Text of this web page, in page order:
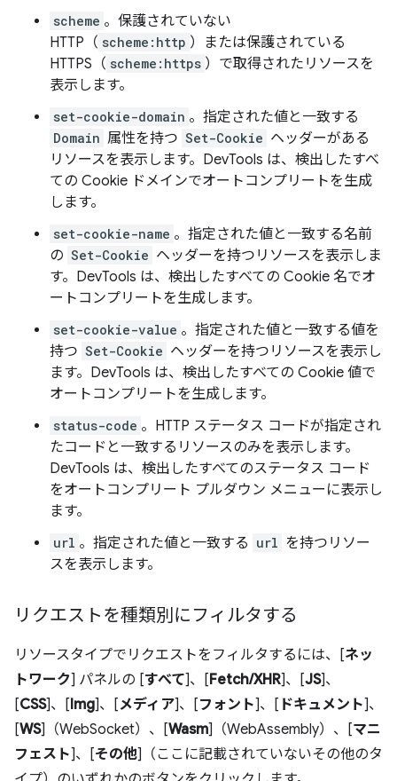
scheme 。保護されていない
HTTP（ scheme:http ）または保護されている
HTTPS（ scheme:https ）で取得されたリソースを
表示します。
set-cookie-domain 。指定された値と一致する
Domain 属性を持つ Set-Cookie ヘッダーがある
リソースを表示します。DevTools は、検出したすべ
ての Cookie ドメインでオートコンプリートを生成
します。
set-cookie-name 。指定された値と一致する名前
の Set-Cookie ヘッダーを持つリソースを表示しま
す。DevTools は、検出したすべての Cookie 名でオ
ートコンプリートを生成します。
set-cookie-value 。指定された値と一致する値を
持つ Set-Cookie ヘッダーを持つリソースを表示し
ます。DevTools は、検出したすべての Cookie 値で
オートコンプリートを生成します。
status-code 。HTTP ステータス コードが指定され
たコードと一致するリソースのみを表示します。
DevTools は、検出したすべてのステータス コード
をオートコンプリート プルダウン メニューに表示し
ます。
url 。指定された値と一致する url を持つリソー
スを表示します。
リクエストを種類別にフィルタする
リソースタイプでリクエストをフィルタするには、[ネッ
トワーク] パネルの [すべて]、[Fetch/XHR]、[JS]、
[CSS]、[Img]、[メディア]、[フォント]、[ ドキュメント]、
[WS]（WebSocket）、[Wasm]（WebAssembly）、[マニ
フェスト]、[その他]（ここに記載されていないその他のタ